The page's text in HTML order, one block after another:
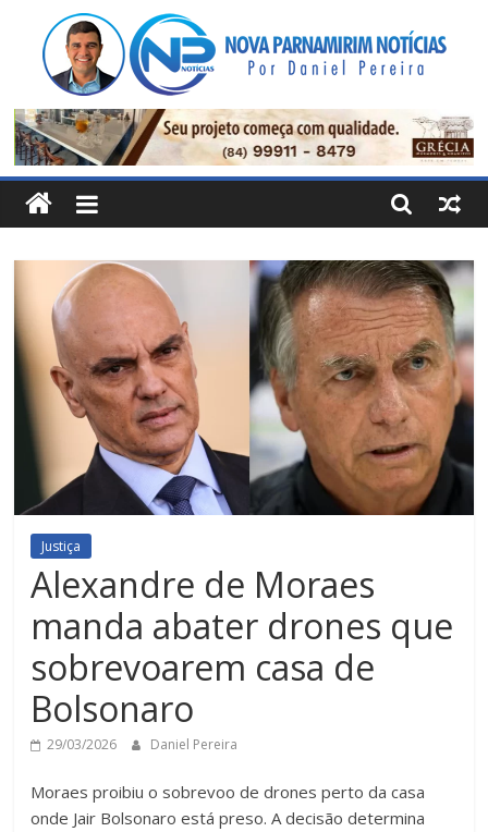
conteúdo
Nova
Parnamirim
Notícias
Por
Daniel
Pereira
Justiça
Alexandre de Moraes
manda abater drones que
sobrevoarem casa de
Bolsonaro
29/03/2026 Daniel Pereira
Moraes proibiu o sobrevoo de drones perto da casa
onde Jair Bolsonaro está preso. A decisão determina